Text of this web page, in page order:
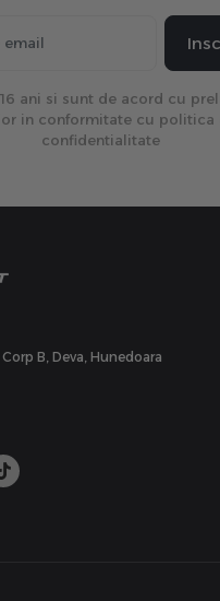
ani si sunt de acord cu
in conformitate cu politica
confidentialitate
B, Deva, Hunedoara